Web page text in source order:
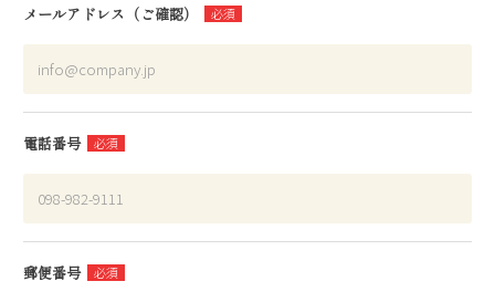
メールアドレス（ご確認）
電話番号
郵便番号